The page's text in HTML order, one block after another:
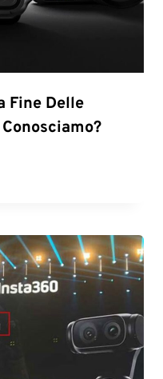
Fine Delle